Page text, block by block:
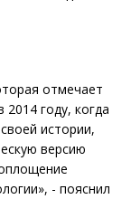
отмечает
году, когда
истории,
версию
- пояснил